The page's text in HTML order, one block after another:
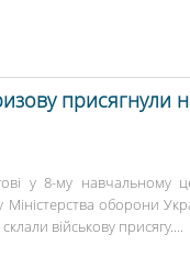
присягнули
у 8-му навчальному
оборони
військову присягу....